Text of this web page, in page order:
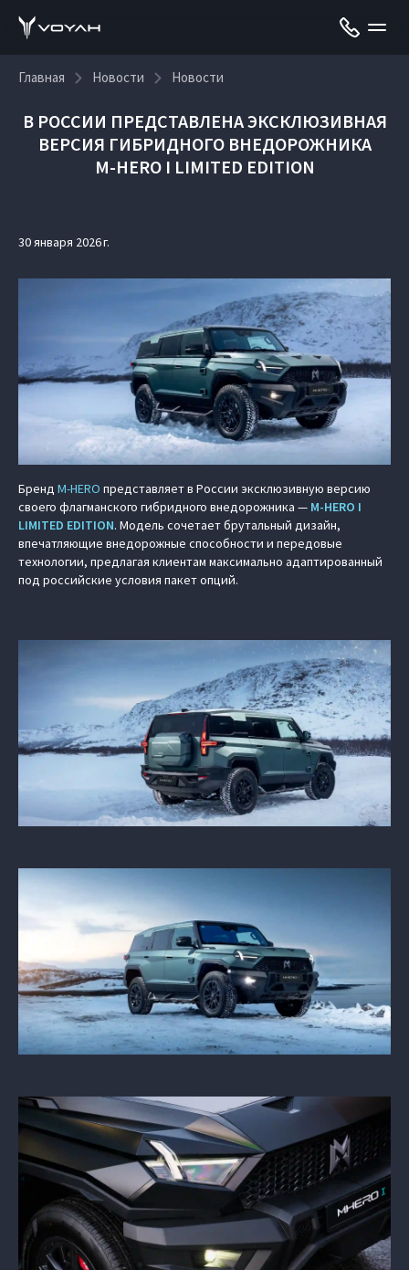
Главная Новости Новости
В РОССИИ ПРЕДСТАВЛЕНА ЭКСКЛЮЗИВНАЯ
ВЕРСИЯ ГИБРИДНОГО ВНЕДОРОЖНИКА
M‑HERO I LIMITED EDITION
30 января 2026 г.
Бренд M‑HERO представляет в России эксклюзивную версию
своего флагманского гибридного внедорожника — M‑HERO I
LIMITED EDITION. Модель сочетает брутальный дизайн,
впечатляющие внедорожные способности и передовые
технологии, предлагая клиентам максимально адаптированный
под российские условия пакет опций.